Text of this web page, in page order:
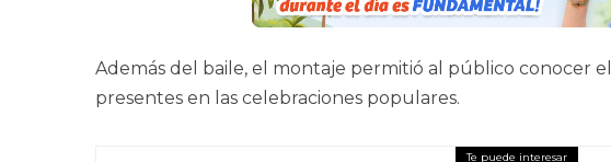
Además del baile, el montaje permitió al público conocer
presentes en las celebraciones populares.